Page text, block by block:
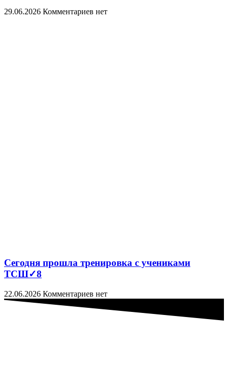
29.06.2026 Комментариев нет
Сегодня прошла тренировка с учениками
ТСШ✓8
22.06.2026 Комментариев нет